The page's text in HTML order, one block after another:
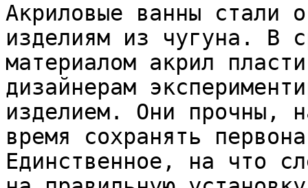
Акриловые ванны стали
изделиям из чугуна. В
материалом акрил
дизайнерам
изделием. Они прочны,
время сохранять
Единственное, на что